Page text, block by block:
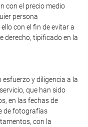
con el precio medio
persona
con el fin de evitar a
derecho, tipificado en la
esfuerzo y diligencia a la
que han sido
en las fechas de
de fotografías
con la